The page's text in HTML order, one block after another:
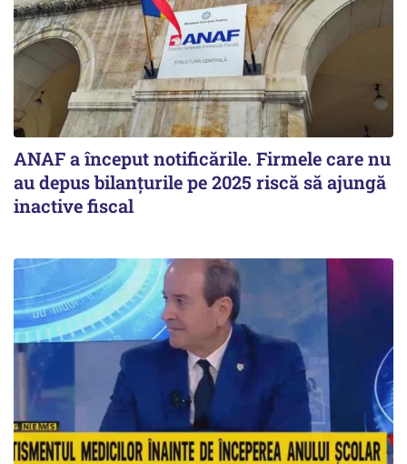
ANAF a început notificările. Firmele care nu
au depus bilanțurile pe 2025 riscă să ajungă
inactive fiscal